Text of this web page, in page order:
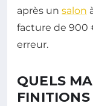
après un salon
facture de 900
erreur.
QUELS